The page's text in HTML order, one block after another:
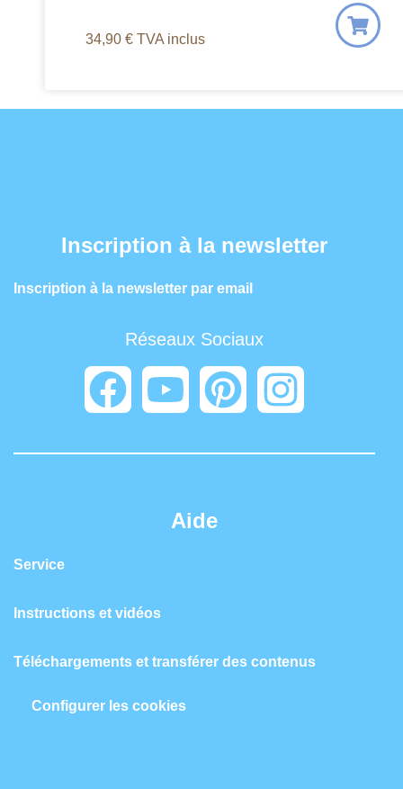
34,90 € TVA inclus
Inscription à la newsletter
Inscription à la newsletter par email
Réseaux Sociaux
Aide
Service
Instructions et vidéos
Téléchargements et transférer des contenus
Configurer les cookies